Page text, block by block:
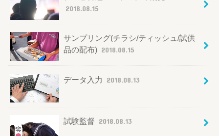
2018.08.15
サンプリング(チラシ/ティッシュ/試供
品の配布) 2018.08.15
データ入力 2018.08.13
試験監督 2018.08.13